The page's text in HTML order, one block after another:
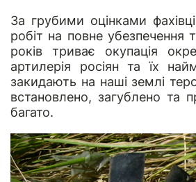
За грубими оцінками
робіт на повне убезпечення
років триває окупація
артилерія росіян та їх
закидають на наші землі
встановлено, загублено та
багато.